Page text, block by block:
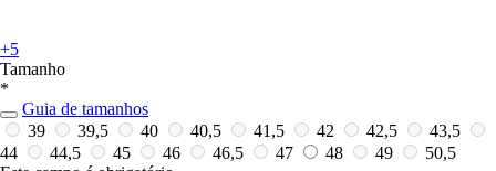
+5
Tamanho
*
Guia de tamanhos
39
39,5 40 40,5 41,5 42 42,5
43,5
44
44,5 45 46 46,5 47 48 49
50,5